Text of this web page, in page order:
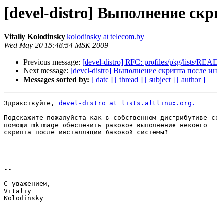
[devel-distro] Выполнение
Vitaliy Kolodinsky kolodinsky at telecom.by
Wed May 20 15:48:54 MSK 2009
Previous message: [devel-distro] RFC: profiles/pkg/lists/
Next message: [devel-distro] Выполнение скрипта после
Messages sorted by: [ date ] [ thread ] [ subject ] [ author ]
Здравствуйте, devel-distro at lists.altlinux.org.
Подскажите пожалуйста как в собственном дистрибутиве
помощи mkimage обеспечить разовое выполнение некоего
скрипта после инсталляции базовой системы?
--
С уважением,
Vitaliy
Kolodinsky